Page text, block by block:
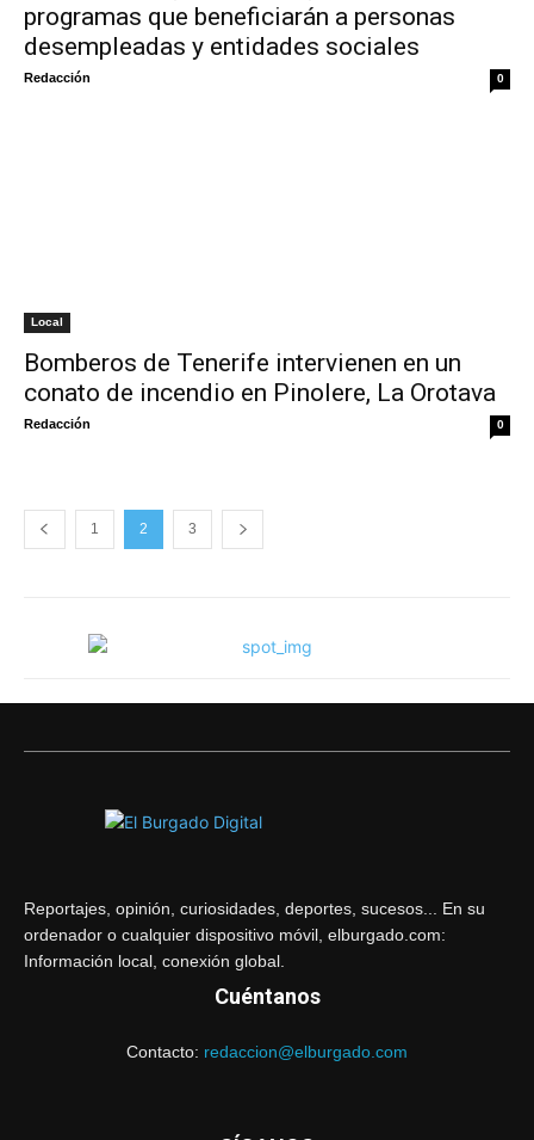
programas que beneficiarán a personas
desempleadas y entidades sociales
Redacción 0
Local
Bomberos de Tenerife intervienen en un
conato de incendio en Pinolere, La Orotava
Redacción 0
1 2 3
Reportajes, opinión, curiosidades, deportes, sucesos... En su
ordenador o cualquier dispositivo móvil, elburgado.com:
Información local, conexión global.
Cuéntanos
Contacto: redaccion@elburgado.com